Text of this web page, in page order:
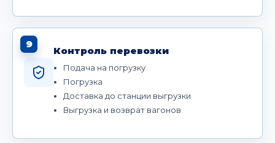
9
Контроль перевозки
Подача на погрузку
Погрузка
Доставка до станции выгрузки
Выгрузка и возврат вагонов